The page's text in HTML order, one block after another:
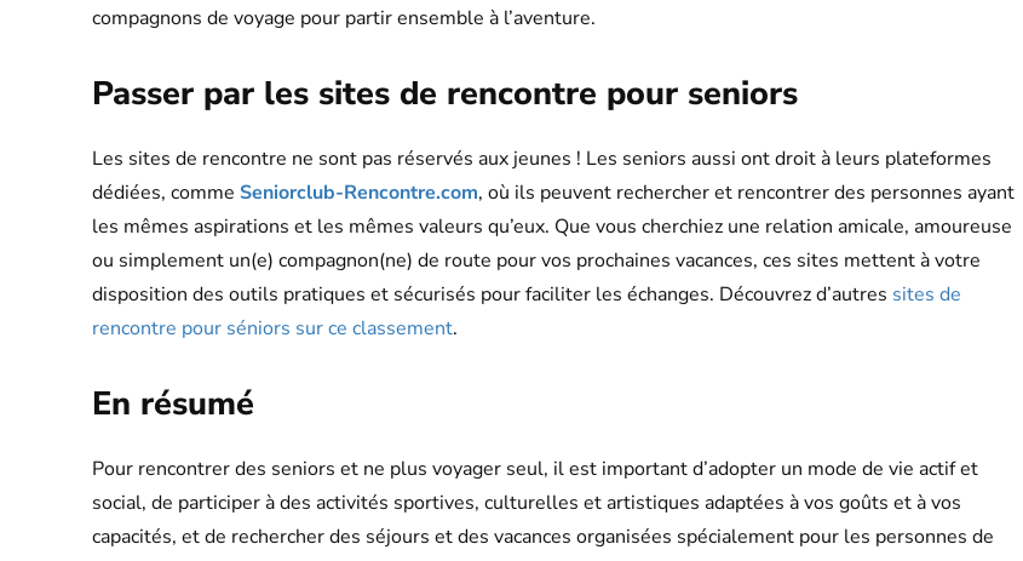
compagnons de voyage pour partir ensemble à l’aventure.
Passer par les sites de rencontre pour seniors
Les sites de rencontre ne sont pas réservés aux jeunes ! Les seniors aussi ont droit à leurs plateformes
dédiées, comme Seniorclub-Rencontre.com, où ils peuvent rechercher et rencontrer des personnes ayant
les mêmes aspirations et les mêmes valeurs qu’eux. Que vous cherchiez une relation amicale, amoureuse
ou simplement un(e) compagnon(ne) de route pour vos prochaines vacances, ces sites mettent à votre
disposition des outils pratiques et sécurisés pour faciliter les échanges. Découvrez d’autres sites de
rencontre pour séniors sur ce classement.
En résumé
Pour rencontrer des seniors et ne plus voyager seul, il est important d’adopter un mode de vie actif et
social, de participer à des activités sportives, culturelles et artistiques adaptées à vos goûts et à vos
capacités, et de rechercher des séjours et des vacances organisées spécialement pour les personnes de